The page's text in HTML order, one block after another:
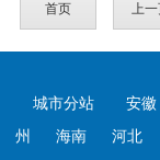
首页 上
城市分站 安徽
州
海南 河北